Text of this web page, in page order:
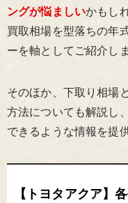
ングが悩ましいかもし
買取相場を型落ちの年
ーを軸としてご紹介しま
そのほか、下取り相場
方法についても解説し
できるような情報を提
【トヨタアクア】